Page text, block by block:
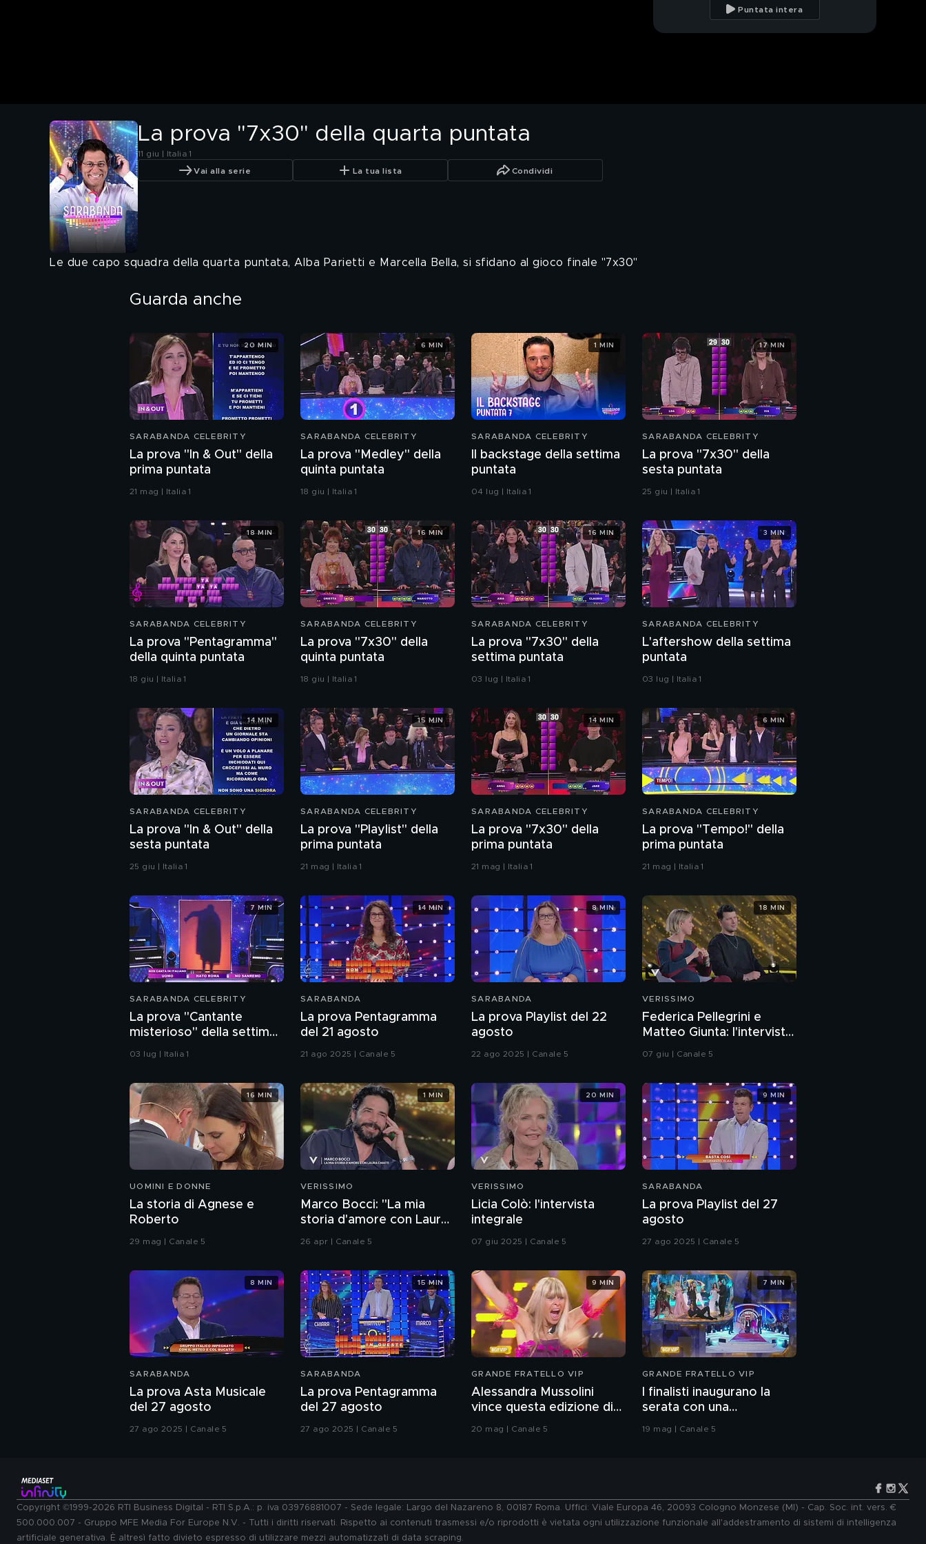
La prova "7x30" della
quarta puntata
L'aftershow della
quarta puntata
Puntata intera
La prova "7x30" della quarta puntata
11 giu | Italia 1
Vai alla serie La tua lista Condividi
Le due capo squadra della quarta puntata, Alba Parietti e Marcella Bella, si sfidano al gioco finale "7x30"
Guarda anche
SARABANDA CELEBRITY
La prova "In & Out" della
prima puntata
21 mag | Italia 1
20 MIN
SARABANDA CELEBRITY
La prova "Medley" della
quinta puntata
18 giu | Italia 1
6 MIN
SARABANDA CELEBRITY
Il backstage della settima
puntata
04 lug | Italia 1
1 MIN
SARABANDA CELEBRITY
La prova "7x30" della
sesta puntata
25 giu | Italia 1
17 MIN
SARABANDA CELEBRITY
La prova "Pentagramma"
della quinta puntata
18 giu | Italia 1
18 MIN
SARABANDA CELEBRITY
La prova "7x30" della
quinta puntata
18 giu | Italia 1
16 MIN
SARABANDA CELEBRITY
La prova "7x30" della
settima puntata
03 lug | Italia 1
16 MIN
SARABANDA CELEBRITY
L'aftershow della settima
puntata
03 lug | Italia 1
3 MIN
SARABANDA CELEBRITY
La prova "In & Out" della
sesta puntata
25 giu | Italia 1
14 MIN
SARABANDA CELEBRITY
La prova "Playlist" della
prima puntata
21 mag | Italia 1
15 MIN
SARABANDA CELEBRITY
La prova "7x30" della
prima puntata
21 mag | Italia 1
14 MIN
SARABANDA CELEBRITY
La prova "Tempo!" della
prima puntata
21 mag | Italia 1
6 MIN
SARABANDA CELEBRITY
La prova "Cantante
misterioso" della settima
puntata
03 lug | Italia 1
7 MIN
SARABANDA
La prova Pentagramma
del 21 agosto
21 ago 2025 | Canale 5
14 MIN
SARABANDA
La prova Playlist del 22
agosto
22 ago 2025 | Canale 5
8 MIN
VERISSIMO
Federica Pellegrini e
Matteo Giunta: l'intervista
integrale
07 giu | Canale 5
18 MIN
UOMINI E DONNE
La storia di Agnese e
Roberto
29 mag | Canale 5
16 MIN
VERISSIMO
Marco Bocci: "La mia
storia d'amore con Laura
Chiatti"
26 apr | Canale 5
1 MIN
VERISSIMO
Licia Colò: l'intervista
integrale
07 giu 2025 | Canale 5
20 MIN
SARABANDA
La prova Playlist del 27
agosto
27 ago 2025 | Canale 5
9 MIN
SARABANDA
La prova Asta Musicale
del 27 agosto
27 ago 2025 | Canale 5
8 MIN
SARABANDA
La prova Pentagramma
del 27 agosto
27 ago 2025 | Canale 5
15 MIN
GRANDE FRATELLO VIP
Alessandra Mussolini
vince questa edizione di
Grande Fratello VIP
20 mag | Canale 5
9 MIN
GRANDE FRATELLO VIP
I finalisti inaugurano la
serata con una
coreografia
19 mag | Canale 5
7 MIN
Copyright ©1999-2026 RTI Business Digital - RTI S.p.A.: p. iva 03976881007 - Sede legale: Largo del Nazareno 8, 00187 Roma. Uffici: Viale Europa 46, 20093 Cologno Monzese (MI) - Cap. Soc. int. vers. €
500.000.007 - Gruppo MFE Media For Europe N.V. - Tutti i diritti riservati. Rispetto ai contenuti trasmessi e/o riprodotti è vietata ogni utilizzazione funzionale all'addestramento di sistemi di intelligenza
artificiale generativa. È altresì fatto divieto espresso di utilizzare mezzi automatizzati di data scraping.